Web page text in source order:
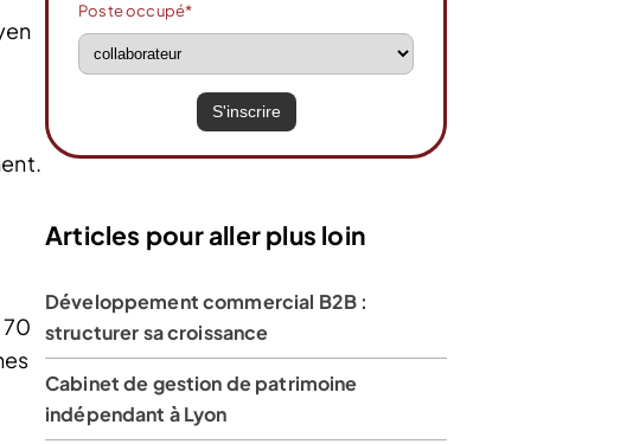
Poste occupé*
Articles pour aller plus loin
Développement commercial B2B :
structurer sa croissance
Cabinet de gestion de patrimoine
indépendant à Lyon